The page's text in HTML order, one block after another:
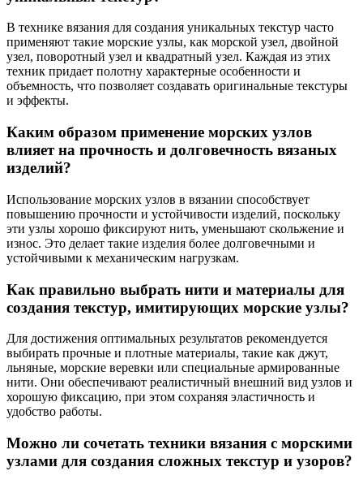
В технике вязания для создания уникальных текстур часто
применяют такие морские узлы, как морской узел, двойной
узел, поворотный узел и квадратный узел. Каждая из этих
техник придает полотну характерные особенности и
объемность, что позволяет создавать оригинальные текстуры
и эффекты.
Каким образом применение морских узлов
влияет на прочность и долговечность вязаных
изделий?
Использование морских узлов в вязании способствует
повышению прочности и устойчивости изделий, поскольку
эти узлы хорошо фиксируют нить, уменьшают скольжение и
износ. Это делает такие изделия более долговечными и
устойчивыми к механическим нагрузкам.
Как правильно выбрать нити и материалы для
создания текстур, имитирующих морские узлы?
Для достижения оптимальных результатов рекомендуется
выбирать прочные и плотные материалы, такие как джут,
льняные, морские веревки или специальные армированные
нити. Они обеспечивают реалистичный внешний вид узлов и
хорошую фиксацию, при этом сохраняя эластичность и
удобство работы.
Можно ли сочетать техники вязания с морскими
узлами для создания сложных текстур и узоров?